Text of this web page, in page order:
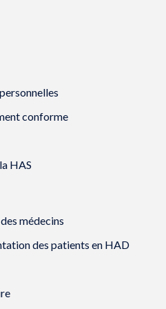
ê
t
e
ê
)
conforme
HAS
médecins
des patients en HAD